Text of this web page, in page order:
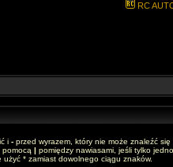
RC
i - przed wyrazem, który nie może znaleźć się
pomocą | pomiędzy nawiasami, jeśli tylko
użyć * zamiast dowolnego ciągu znaków.